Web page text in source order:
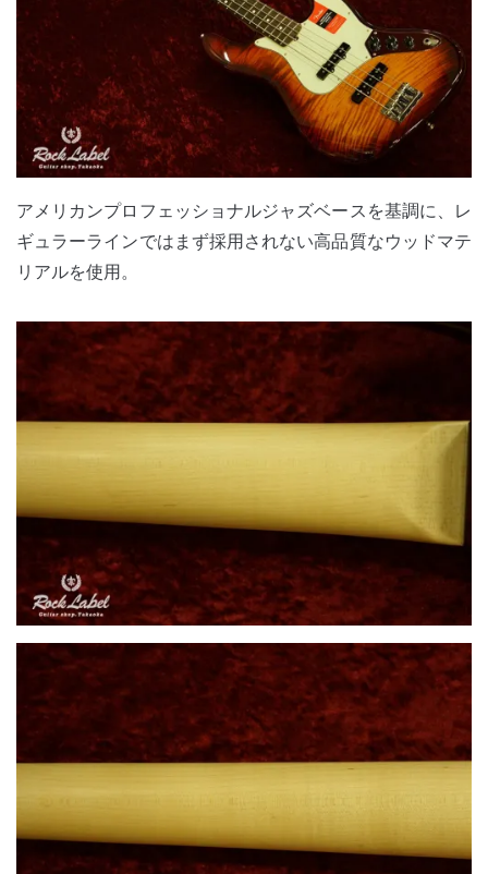
アメリカンプロフェッショナルジャズベースを基調に、レ
ギュラーラインではまず採用されない高品質なウッドマテ
リアルを使用。